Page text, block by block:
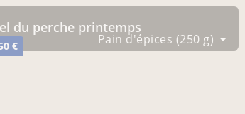
du perche printemps
€ Pain d'épices (250 g)